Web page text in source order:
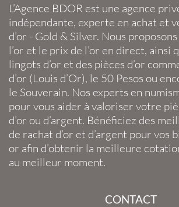
L’Agence BDOR est une agence
indépendante, experte en achat et
d’or - Gold & Silver. Nous
l’or et le prix de l’or en direct, ainsi
lingots d’or et des pièces d’or
d’or (Louis d’Or), le 50 Pesos ou
le Souverain. Nos experts en
pour vous aider à valoriser votre
d’or ou d’argent. Bénéficiez des
de rachat d’or et d’argent pour vos
or afin d’obtenir la meilleure
au meilleur moment.
CONTACT